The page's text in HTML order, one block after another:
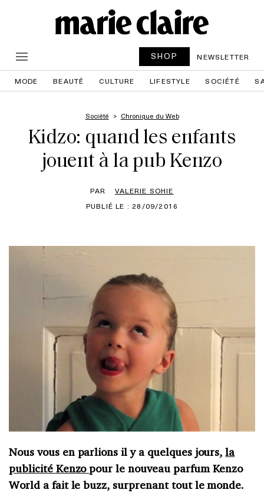
SHOP NEWSLETTER
MODE BEAUTÉ CULTURE LIFESTYLE SOCIÉTÉ
Société Chronique du Web
Kidzo: quand les enfants
jouent à la pub Kenzo
PAR
VALERIE SOHIE
PUBLIÉ LE : 28/09/2016
Nous vous en parlions il y a quelques jours,la
publicité Kenzopour le nouveau parfum Kenzo
World a fait le buzz, surprenant tout le monde.